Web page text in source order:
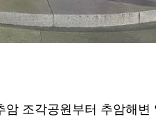
조각공원부터 추암해변